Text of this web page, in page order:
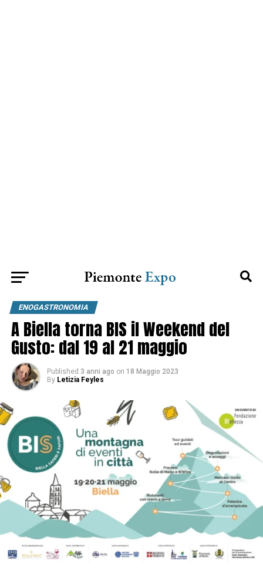
ENOGASTRONOMIA
A Biella torna BIS il Weekend del
Gusto: dal 19 al 21 maggio
Published 3 anni ago on 18 Maggio 2023
By Letizia Feyles